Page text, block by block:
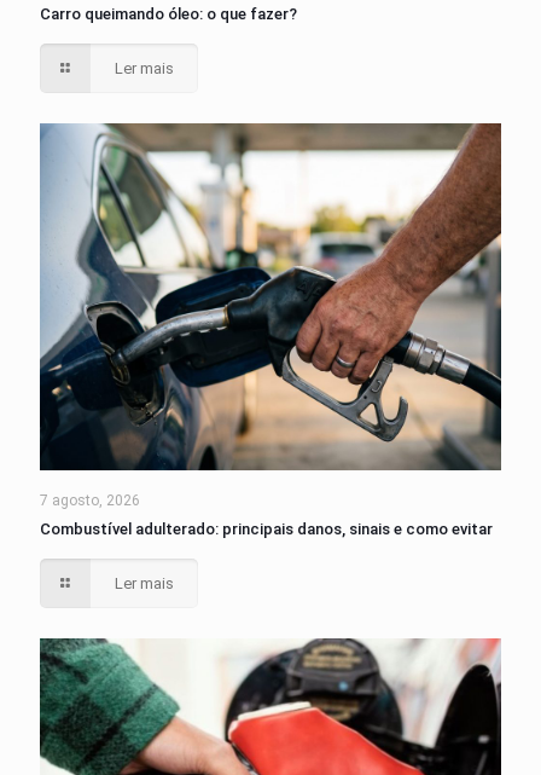
Carro queimando óleo: o que fazer?
Ler mais
7 agosto, 2026
Combustível adulterado: principais danos, sinais e como evitar
Ler mais